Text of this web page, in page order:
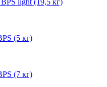
light (19,5 кг)
(5 кг)
(7 кг)